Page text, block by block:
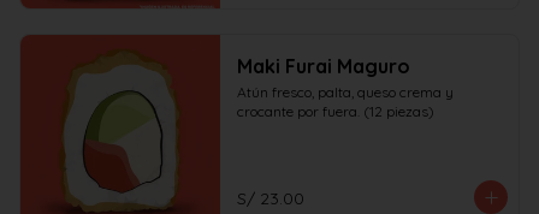
Maki Furai Maguro
Atún fresco, palta, queso crema y
crocante por fuera. (12 piezas)
S/ 23.00